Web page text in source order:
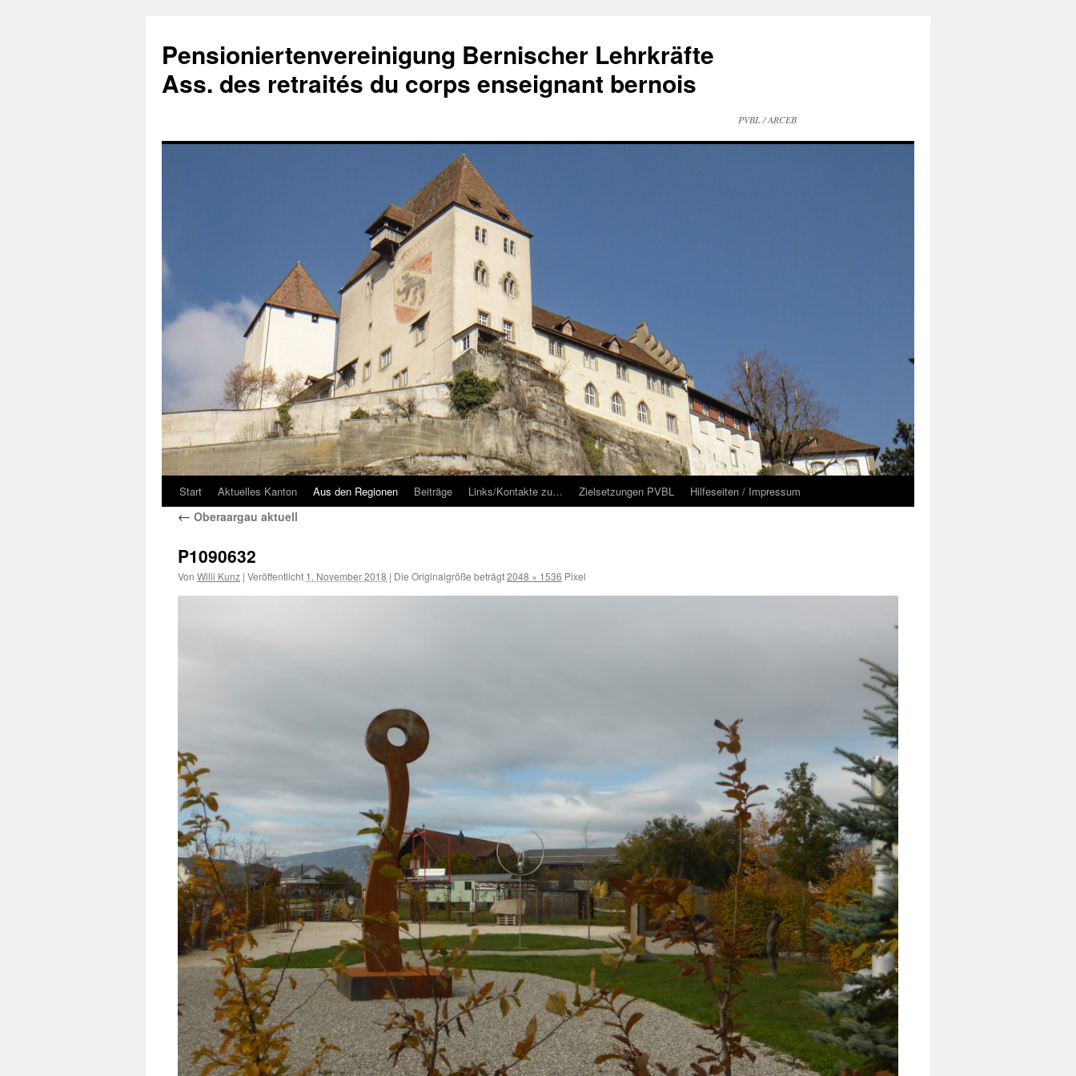
springen
Pensioniertenvereinigung Bernischer Lehrkräfte
Ass. des retraités du corps enseignant bernois
PVBL / ARCEB
Start Aktuelles Kanton Aus den Regionen Beiträge Links/Kontakte zu… Zielsetzungen PVBL Hilfeseiten / Impressum
← Oberaargau aktuell
P1090632
Von Willi Kunz | Veröffentlicht 1. November 2018 | Die Originalgröße beträgt2048 × 1536 Pixel